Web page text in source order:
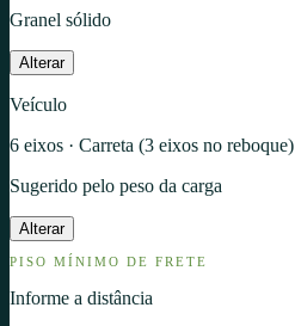
Granel sólido
Alterar
Veículo
6 eixos · Carreta (3 eixos no reboque)
Sugerido pelo peso da carga
Alterar
PISO MÍNIMO DE FRETE
Informe a distância